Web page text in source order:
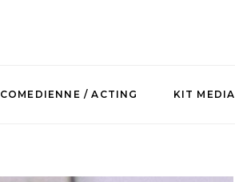
COMEDIENNE / ACTING KIT MEDIA